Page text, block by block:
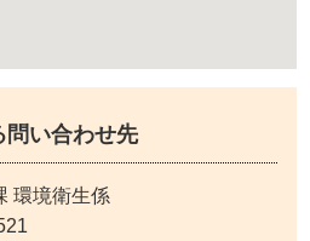
問い合わせ先
環境衛生係